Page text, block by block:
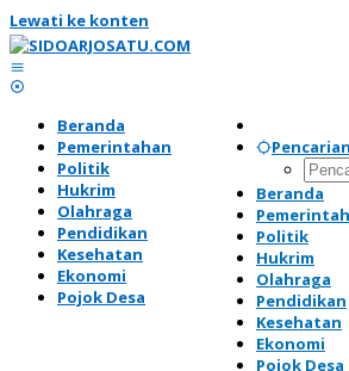
Lewati ke konten
Pencarian
Beranda
Politik
Hukrim
Olahraga
Pendidikan
Kesehatan
Ekonomi
Pojok Desa
Beranda
Pemerintahan
Politik
Hukrim
Olahraga
Pendidikan
Kesehatan
Ekonomi
Pojok Desa